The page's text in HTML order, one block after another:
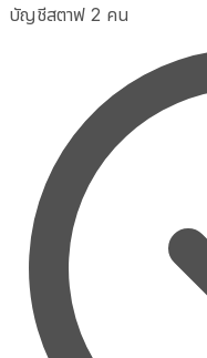
บัญชีสตาฟ 2 คน